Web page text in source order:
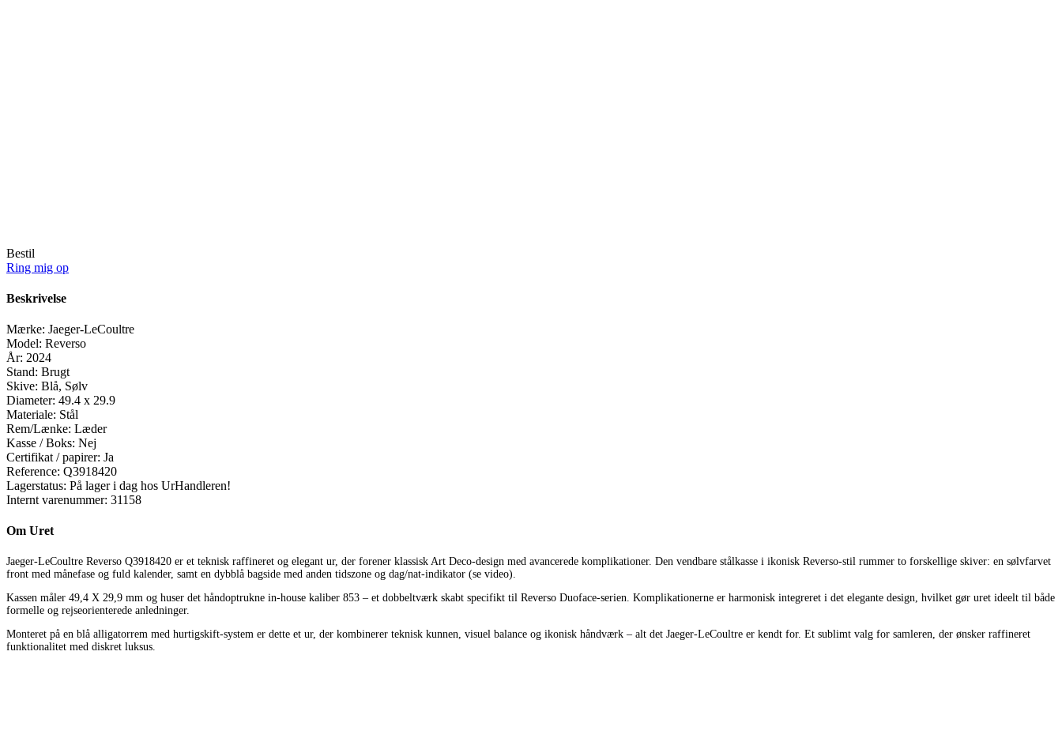
Bestil
Ring mig op
Beskrivelse
Mærke: Jaeger-LeCoultre
Model: Reverso
År: 2024
Stand: Brugt
Skive: Blå, Sølv
Diameter: 49.4 x 29.9
Materiale: Stål
Rem/Lænke: Læder
Kasse / Boks: Nej
Certifikat / papirer: Ja
Reference: Q3918420
Lagerstatus: På lager i dag hos UrHandleren!
Internt varenummer: 31158
Om Uret
Jaeger-LeCoultre Reverso Q3918420 er et teknisk raffineret og elegant ur, der forener klassisk Art Deco-design med avancerede komplikationer. Den vendbare stålkasse i ikonisk Reverso-stil rummer to forskellige skiver: en sølvfarvet
front med månefase og fuld kalender, samt en dybblå bagside med anden tidszone og dag/nat-indikator (se video).
Kassen måler 49,4 X 29,9 mm og huser det håndoptrukne in-house kaliber 853 – et dobbeltværk skabt specifikt til Reverso Duoface-serien. Komplikationerne er harmonisk integreret i det elegante design, hvilket gør uret ideelt til både
formelle og rejseorienterede anledninger.
Monteret på en blå alligatorrem med hurtigskift-system er dette et ur, der kombinerer teknisk kunnen, visuel balance og ikonisk håndværk – alt det Jaeger-LeCoultre er kendt for. Et sublimt valg for samleren, der ønsker raffineret
funktionalitet med diskret luksus.